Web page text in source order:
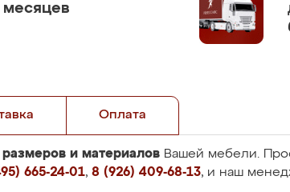
месяцев
Оплата
размеров и материалов Вашей мебели.
665-24-01, 8 (926) 409-68-13, и наш